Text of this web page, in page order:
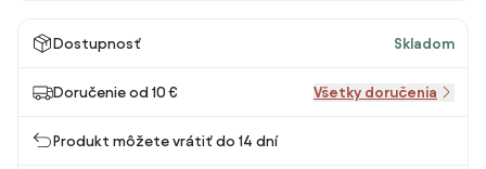
Dostupnosť Skladom
Doručenie od 10 € Všetky doručenia
Produkt môžete vrátiť do 14 dní